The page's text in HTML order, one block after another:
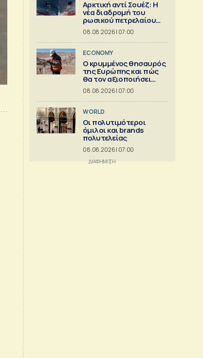
Αρκτική αντί Σουέζ: Η
νέα διαδρομή του
ρωσικού πετρελαίου
[Γράφημα]
08.08.2026 | 07:00
ECONOMY
Ο κρυμμένος θησαυρός
της Ευρώπης και πώς
θα τον αξιοποιήσει
[γράφημα]
08.08.2026 | 07:00
WORLD
Οι πολυτιμότεροι
όμιλοι και brands
πολυτελείας
08.08.2026 | 07:00